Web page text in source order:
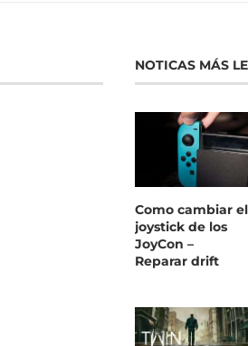
NOTICAS MÁS
Como cambiar el
joystick de los
JoyCon –
Reparar drift